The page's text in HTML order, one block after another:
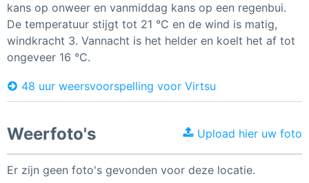
kans op onweer en vanmiddag kans op een regenbui.
De temperatuur stijgt tot 21 °C en de wind is matig,
windkracht 3. Vannacht is het helder en koelt het af tot
ongeveer 16 °C.
48 uur weersvoorspelling voor Virtsu
Weerfoto's Upload hier uw foto
Er zijn geen foto's gevonden voor deze locatie.